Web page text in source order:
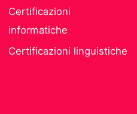
Certificazioni
informatiche
Certificazioni linguistiche